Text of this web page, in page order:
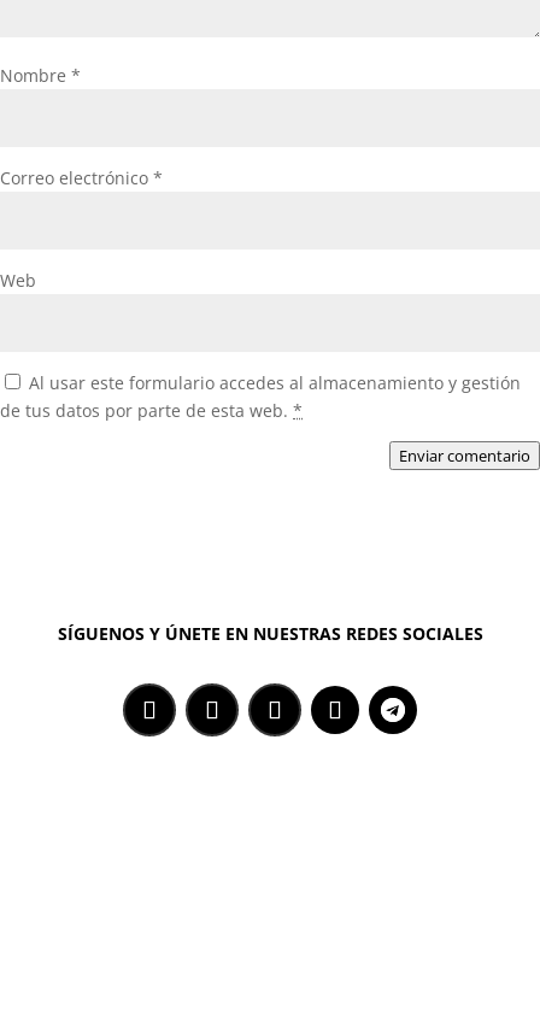
Nombre *
Correo electrónico *
Web
Al usar este formulario accedes al almacenamiento y gestión
de tus datos por parte de esta web. *
Enviar comentario
SÍGUENOS Y ÚNETE EN NUESTRAS REDES SOCIALES